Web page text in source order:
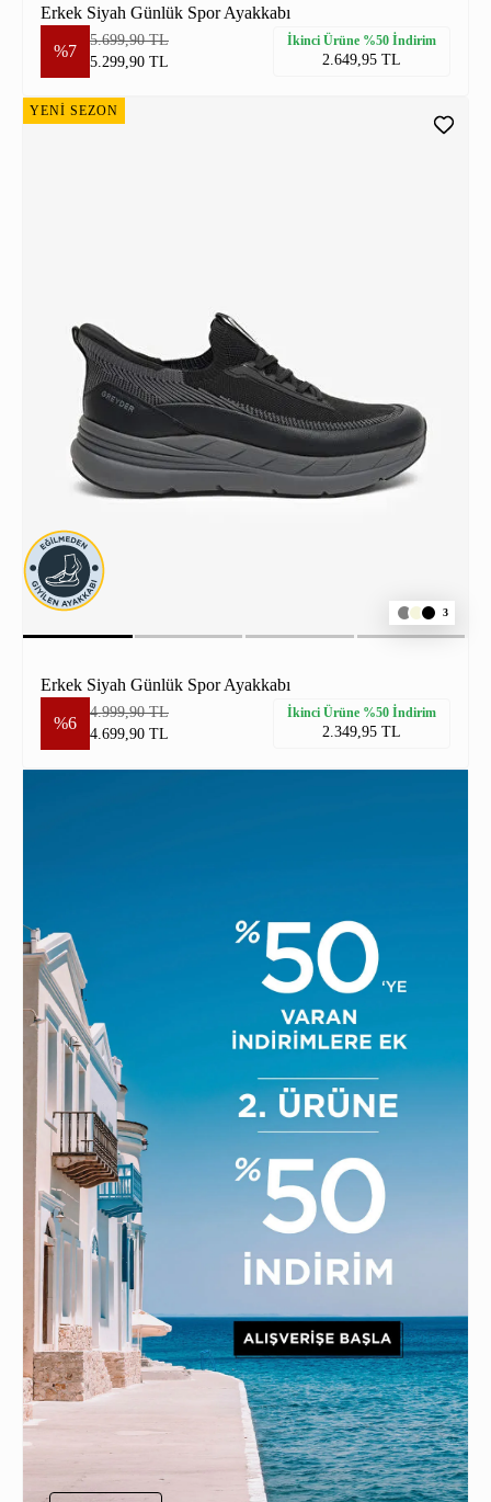
Erkek Siyah Günlük Spor Ayakkabı
%7
5.699,90 TL
5.299,90 TL
İkinci Ürüne %50 İndirim
2.649,95 TL
YENİ SEZON
3
Erkek Siyah Günlük Spor Ayakkabı
%6
4.999,90 TL
4.699,90 TL
İkinci Ürüne %50 İndirim
2.349,95 TL